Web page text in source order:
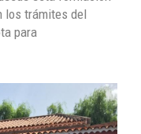
los trámites del
para